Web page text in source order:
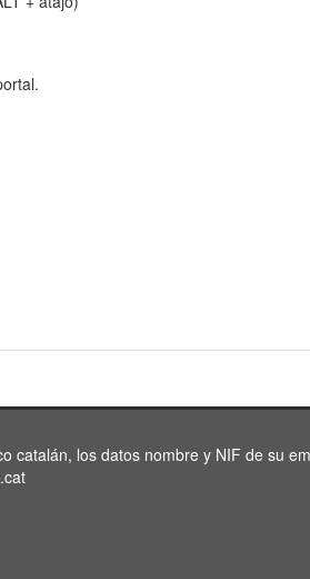
catalán, los datos nombre y NIF de su